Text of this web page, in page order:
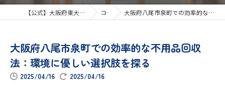
【公式】大阪府東大阪市の引越しならハヤノ運送 コラム 大阪府八尾市泉町での効率的な不用品回収法：環境に優しい選択肢を探る
大阪府八尾市泉町での効率的な不用品回収
法：環境に優しい選択肢を探る
2025/04/16 2025/04/16